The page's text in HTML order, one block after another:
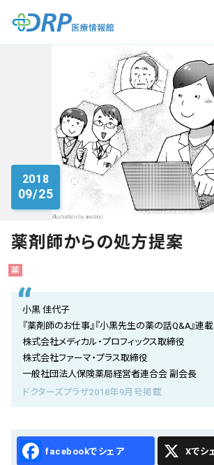
最新の注目記事
栄養健康レシピ
医療系学生記事
健康川柳
DRP医療情報館とは?
会社概要
お知らせ
お問い合わせ
2018
09/25
薬剤師からの処方提案
薬
小黒 佳代子
『薬剤師のお仕事』『小黒先生の薬の話Q&A』連載
株式会社メディカル・プロフィックス取締役
株式会社ファーマ・プラス取締役
一般社団法人保険薬局経営者連合会 副会長
ドクターズプラザ2018年9月号掲載
Facebook X